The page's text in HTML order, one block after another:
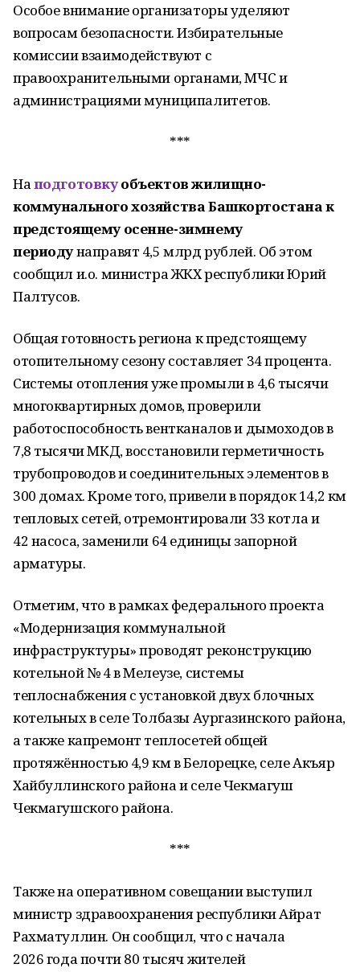
Особое внимание организаторы уделяют
вопросам безопасности. Избирательные
комиссии взаимодействуют с
правоохранительными органами, МЧС и
администрациями муниципалитетов.
***
Наподготовкуобъектов жилищно-
коммунального хозяйства Башкортостана к
предстоящему осенне-зимнему
периодунаправят 4,5 млрд рублей. Об этом
сообщили.о. министра ЖКХ республики Юрий
Палтусов.
Общая готовность региона к предстоящему
отопительному сезону составляет 34 процента.
Системы отопления уже промыли в 4,6 тысячи
многоквартирных домов, проверили
работоспособность вентканалов и дымоходов в
7,8 тысячи МКД, восстановили герметичность
трубопроводов и соединительных элементов в
300 домах. Кроме того, привели в порядок 14,2 км
тепловых сетей, отремонтировали 33 котла и
42 насоса, заменили 64 единицы запорной
арматуры.
Отметим, что в рамках федерального проекта
«Модернизация коммунальной
инфраструктуры» проводят реконструкцию
котельной № 4 в Мелеузе, системы
теплоснабжения с установкой двух блочных
котельных в селе Толбазы Аургазинского района,
а также капремонт теплосетей общей
протяжённостью 4,9 км в Белорецке, селе Акъяр
Хайбуллинского района и селе Чекмагуш
Чекмагушского района.
***
Также на оперативном совещании выступил
министр здравоохранения республики Айрат
Рахматуллин. Он сообщил, что с начала
2026 года почти 80 тысяч жителей